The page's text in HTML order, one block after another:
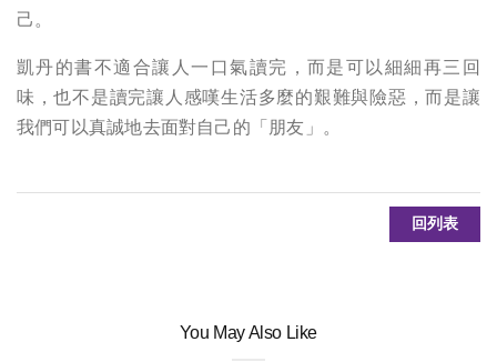
己。
凱丹的書不適合讓人一口氣讀完，而是可以細細再三回
味，也不是讀完讓人感嘆生活多麼的艱難與險惡，而是讓
我們可以真誠地去面對自己的「朋友」。
回列表
You May Also Like